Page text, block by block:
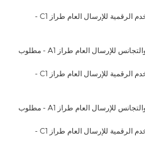
الملحق - مجموعة توقيع المستخدم الرقمية للإرسال العام طراز C1 -
الملحق - مجموعة توقيع المستخدم الرقمية للإرسال العام طراز C1 -
الملحق - مجموعة توقيع المستخدم الرقمية للإرسال العام طراز C1 -